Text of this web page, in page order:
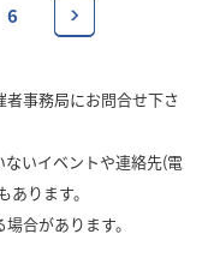
6
事務局にお問合せ下さ
いイベントや連絡先(電
ります。
合があります。